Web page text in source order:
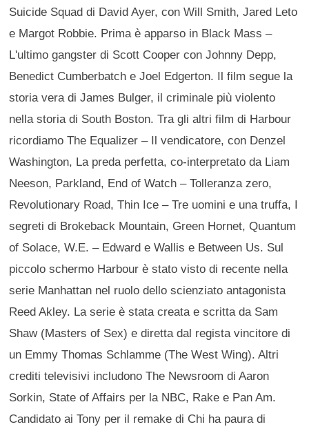
Suicide Squad di David Ayer, con Will Smith, Jared Leto
e Margot Robbie. Prima è apparso in Black Mass –
L'ultimo gangster di Scott Cooper con Johnny Depp,
Benedict Cumberbatch e Joel Edgerton. Il film segue la
storia vera di James Bulger, il criminale più violento
nella storia di South Boston. Tra gli altri film di Harbour
ricordiamo The Equalizer – Il vendicatore, con Denzel
Washington, La preda perfetta, co-interpretato da Liam
Neeson, Parkland, End of Watch – Tolleranza zero,
Revolutionary Road, Thin Ice – Tre uomini e una truffa, I
segreti di Brokeback Mountain, Green Hornet, Quantum
of Solace, W.E. – Edward e Wallis e Between Us. Sul
piccolo schermo Harbour è stato visto di recente nella
serie Manhattan nel ruolo dello scienziato antagonista
Reed Akley. La serie è stata creata e scritta da Sam
Shaw (Masters of Sex) e diretta dal regista vincitore di
un Emmy Thomas Schlamme (The West Wing). Altri
crediti televisivi includono The Newsroom di Aaron
Sorkin, State of Affairs per la NBC, Rake e Pan Am.
Candidato ai Tony per il remake di Chi ha paura di